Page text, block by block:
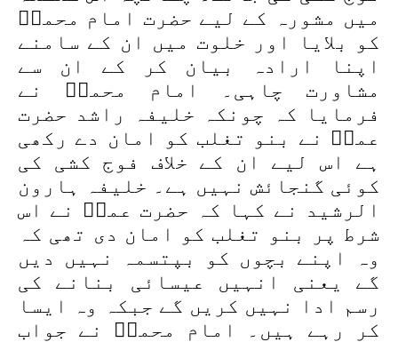
میں مشورہ کے لیے حضرت امام محمدؒ
کو بلایا اور خلوت میں ان کے سامنے
اپنا ارادہ بیان کر کے ان سے
مشاورت چاہی۔ امام محمدؒ نے
فرمایا کہ چونکہ خلیفہ راشد حضرت
عمرؓ نے بنو تغلب کو امان دے رکھی
ہے اس لیے ان کے خلاف فوج کشی کی
کوئی گنجائش نہیں ہے۔ خلیفہ ہارون
الرشید نے کہا کہ حضرت عمرؓ نے اس
شرط پر بنو تغلب کو امان دی تھی کہ
وہ اپنے بچوں کو بپتسمہ نہیں دیں
گے یعنی انہیں عیسائی بنانے کی
رسم ادا نہیں کریں گے جبکہ وہ ایسا
کر رہے ہیں۔ امام محمدؒ نے جواب